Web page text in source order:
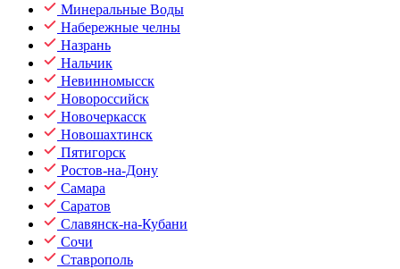
Минеральные Воды
Набережные челны
Назрань
Нальчик
Невинномысск
Новороссийск
Новочеркасск
Новошахтинск
Пятигорск
Ростов-на-Дону
Самара
Саратов
Славянск-на-Кубани
Сочи
Ставрополь